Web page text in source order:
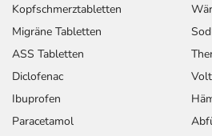
Kopfschmerztabletten
Migräne Tabletten
ASS Tabletten
Diclofenac
Ibuprofen
Paracetamol